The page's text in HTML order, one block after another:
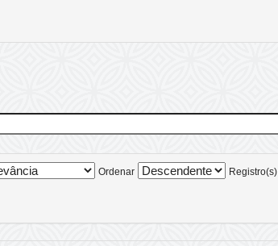
Ordenar Registro(s)